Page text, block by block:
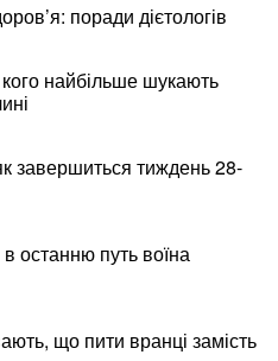
поради дієтологів
найбільше шукають
завершиться тиждень 28-
останню путь воїна
що пити вранці замість